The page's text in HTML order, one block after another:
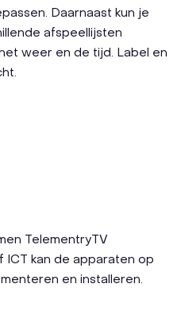
Daarnaast kun je
afspeellijsten
weer en de tijd. Label en
TelementryTV
ICT kan de apparaten op
en installeren.